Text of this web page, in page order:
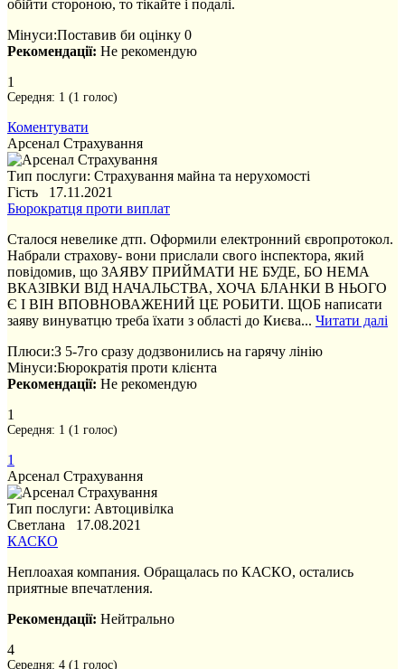
обійти стороною, то тікайте і подалі.
Мінуси:Поставив би оцінку 0
Рекомендації: Не рекомендую
1
Середня: 1 (1 голос)
Коментувати
Арсенал Страхування
Тип послуги: Страхування майна та нерухомості
Гість 17.11.2021
Бюрократця проти виплат
Сталося невелике дтп. Оформили електронний європротокол.
Набрали страхову- вони прислали свого інспектора, який
повідомив, що ЗАЯВУ ПРИЙМАТИ НЕ БУДЕ, БО НЕМА
ВКАЗІВКИ ВІД НАЧАЛЬСТВА, ХОЧА БЛАНКИ В НЬОГО
Є І ВІН ВПОВНОВАЖЕНИЙ ЦЕ РОБИТИ. ЩОБ написати
заяву винуватцю треба їхати з області до Києва... Читати далі
Плюси:З 5-7го сразу додзвонились на гарячу лінію
Мінуси:Бюрократія проти клієнта
Рекомендації: Не рекомендую
1
Середня: 1 (1 голос)
1
Арсенал Страхування
Тип послуги: Автоцивілка
Светлана 17.08.2021
КАСКО
Неплоахая компания. Обращалась по КАСКО, остались
приятные впечатления.
Рекомендації: Нейтрально
4
Середня: 4 (1 голос)